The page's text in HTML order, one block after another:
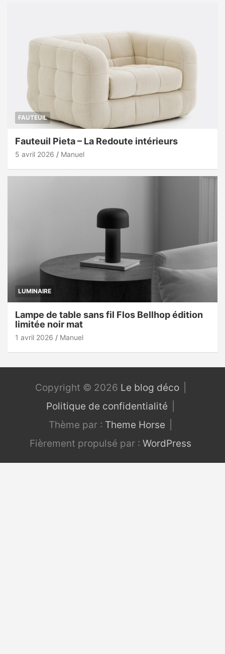
FAUTEUIL
Fauteuil Pieta – La Redoute intérieurs
5 avril 2026 Manuel
LUMINAIRE
Lampe de table sans fil Flos Bellhop édition
limitée noir mat
1 avril 2026 Manuel
Copyright © 2026 Le blog déco
Politique de confidentialité
Thème par : Theme Horse
Fièrement propulsé par : WordPress